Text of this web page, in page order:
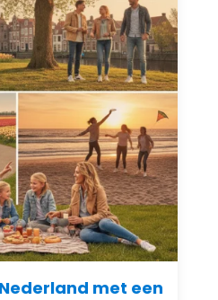
met een